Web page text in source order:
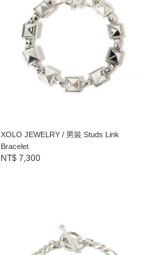
XOLO JEWELRY / 男裝 Studs Link
Bracelet
NT$ 7,300